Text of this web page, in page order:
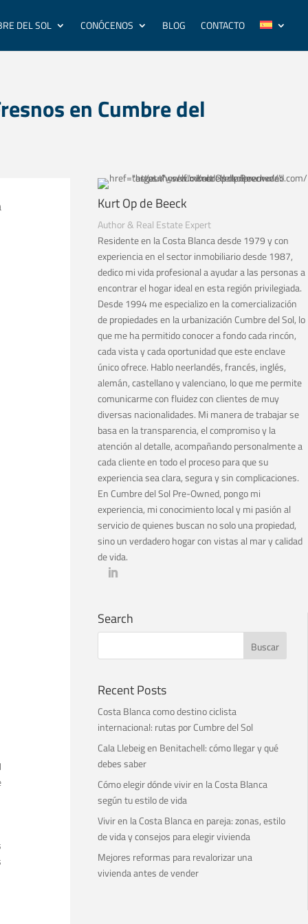
DEL SOL CONÓCENOS BLOG CONTACTO
en Cumbre del
Kurt Op de Beeck
Author & Real Estate Expert
Residente en la Costa Blanca desde 1979 y con
experiencia en el sector inmobiliario desde 1987,
dedico mi vida profesional a ayudar a las personas a
encontrar el hogar ideal en esta región privilegiada.
Desde 1994 me especializo en la comercialización
de propiedades en la urbanización Cumbre del Sol, lo
que me ha permitido conocer a fondo cada rincón,
cada vista y cada oportunidad que este enclave
único ofrece. Hablo neerlandés, francés, inglés,
alemán, castellano y valenciano, lo que me permite
comunicarme con fluidez con clientes de muy
diversas nacionalidades. Mi manera de trabajar se
basa en la transparencia, el compromiso y la
atención al detalle, acompañando personalmente a
cada cliente en todo el proceso para que su
experiencia sea clara, segura y sin complicaciones.
En Cumbre del Sol Pre-Owned, pongo mi
experiencia, mi conocimiento local y mi pasión al
servicio de quienes buscan no solo una propiedad,
sino un verdadero hogar con vistas al mar y calidad
de vida.
Search
Recent Posts
Costa Blanca como destino ciclista
internacional: rutas por Cumbre del Sol
Cala Llebeig en Benitachell: cómo llegar y qué
debes saber
Cómo elegir dónde vivir en la Costa Blanca
según tu estilo de vida
Vivir en la Costa Blanca en pareja: zonas, estilo
de vida y consejos para elegir vivienda
Mejores reformas para revalorizar una
vivienda antes de vender